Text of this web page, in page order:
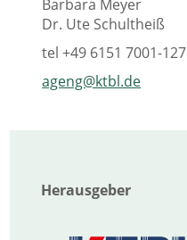
Barbara Meyer
Dr. Ute Schultheiß
tel+49 6151 7001-127
ageng@ktbl.de
Herausgeber